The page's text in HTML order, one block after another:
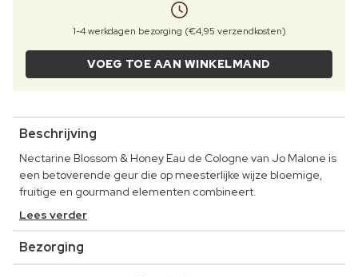
1-4 werkdagen bezorging (€4,95 verzendkosten)
VOEG TOE AAN WINKELMAND
Beschrijving
Nectarine Blossom & Honey Eau de Cologne van Jo Malone is
een betoverende geur die op meesterlijke wijze bloemige,
fruitige en gourmand elementen combineert.
Lees verder
Bezorging